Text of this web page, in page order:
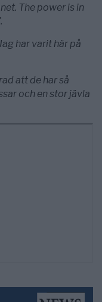
The power is in
har varit här på
att de har så
och en stor jävla